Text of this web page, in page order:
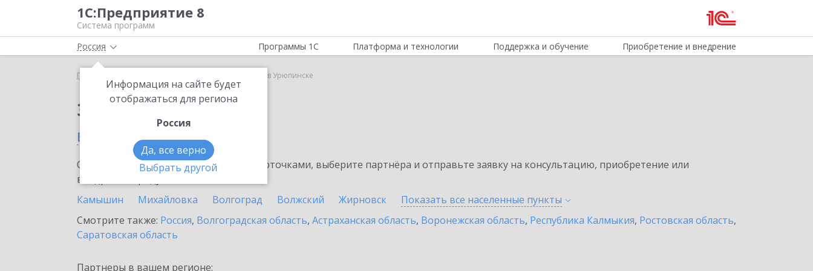
1С:Предприятие 8
Система программ
Россия
Информация на сайте будет
отображаться для региона
Россия
Да, все верно
Выбрать другой
Программы 1С Платформа и технологии Поддержка и обучение Приобретение и внедрение
Главная 1С:Курьер в Урюпинске
Заказать 1С:Курьер
в Урюпинске
Ознакомьтесь с информационными карточками, выберите партнёра и отправьте заявку на консультацию, приобретение или
внедрение продукта.
Камышин
Михайловка Волгоград Волжский Жирновск Показать все населенные пункты
Смотрите также: Россия, Волгоградская область, Астраханская область, Воронежская область, Республика Калмыкия, Ростовская область,
Саратовская область
Партнеры в вашем регионе: